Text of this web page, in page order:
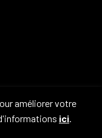
améliorer votre
ici.